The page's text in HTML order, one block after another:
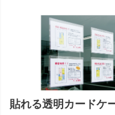
貼れる透明カードケ